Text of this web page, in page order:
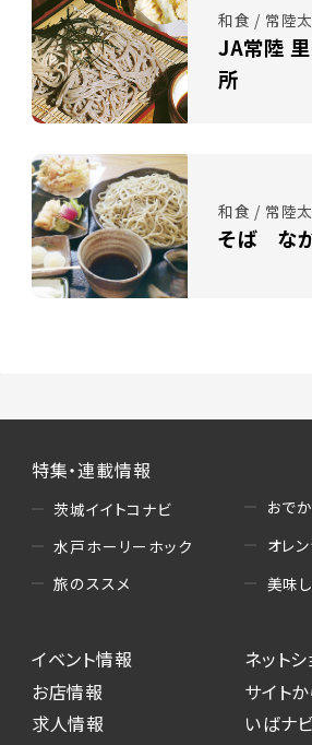
和食 / 常陸
JA常陸
所
和食 / 常陸
そば な
特集・連載情報
茨城イイトコナビ
水戸ホーリーホック
旅のススメ
おで
オレ
美味
イベント情報
お店情報
求人情報
ネット
サイト
いばナ